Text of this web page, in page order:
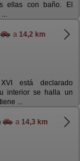
ellas con baño. El
a 14,2 km
está declarado
interior se halla un
...
a 14,3 km